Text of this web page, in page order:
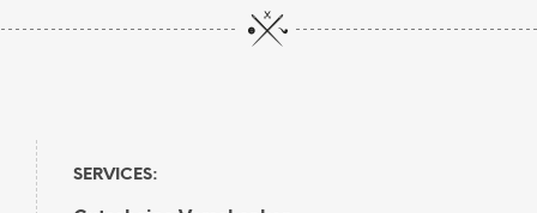
SERVICES: